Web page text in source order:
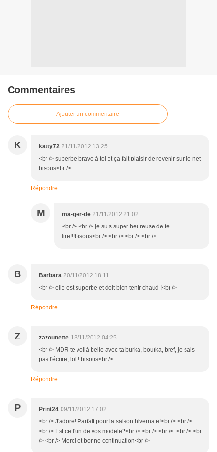
Commentaires
Ajouter un commentaire
K katty72 21/11/2012 13:25
<br /> superbe bravo à toi et ça fait plaisir de revenir sur le net
bisous<br />
Répondre
M ma-ger-de 21/11/2012 21:02
<br /> <br /> je suis super heureuse de te
lire!!!bisous<br /> <br /> <br /> <br />
B Barbara 20/11/2012 18:11
<br /> elle est superbe et doit bien tenir chaud !<br />
Répondre
Z zazounette 13/11/2012 04:25
<br /> MDR te voilà belle avec ta burka, bourka, bref, je sais
pas l'écrire, lol ! bisous<br />
Répondre
P Print24 09/11/2012 17:02
<br /> J'adore! Parfait pour la saison hivernale!<br /> <br />
<br /> Est ce l'un de vos modele?<br /> <br /> <br /> <br /> <br
/> <br /> Merci et bonne continuation<br />